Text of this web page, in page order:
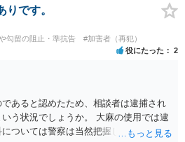
捜索差押許可状の発布を検討する、とい
にあたる方とのやり取り中に薬物の存在
、共同所持が疑われる状況にないので
と思われます。
です。
勾留の阻止・準抗告 #加害者（再犯）
役にたった 2
あると認めたため、相談者は逮捕され
う状況でしょうか。 大麻の使用では逮
ついては警察は当然把握しているた